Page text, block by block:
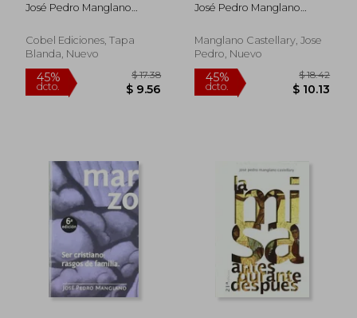
45%
dcto.
45%
dcto.
José Pedro Manglano
Cobel Ediciones, Tapa
Blanda, Nuevo
José Pedro Manglano
Manglano Castellary, Jose
Pedro, Nuevo